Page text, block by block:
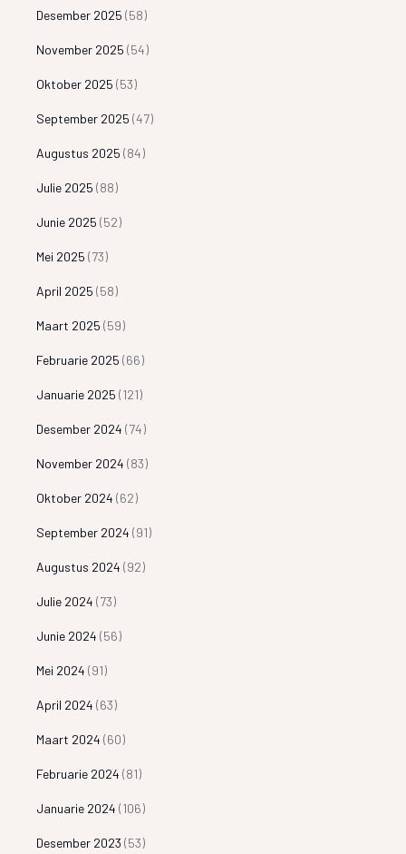
Desember 2025 (58)
November 2025 (54)
Oktober 2025 (53)
September 2025 (47)
Augustus 2025 (84)
Julie 2025 (88)
Junie 2025 (52)
Mei 2025 (73)
April 2025 (58)
Maart 2025 (59)
Februarie 2025 (66)
Januarie 2025 (121)
Desember 2024 (74)
November 2024 (83)
Oktober 2024 (62)
September 2024 (91)
Augustus 2024 (92)
Julie 2024 (73)
Junie 2024 (56)
Mei 2024 (91)
April 2024 (63)
Maart 2024 (60)
Februarie 2024 (81)
Januarie 2024 (106)
Desember 2023 (53)